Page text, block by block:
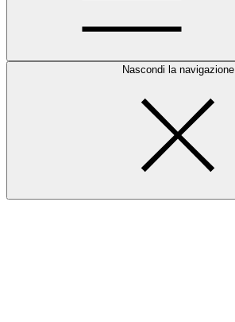
Nascondi la navigazione